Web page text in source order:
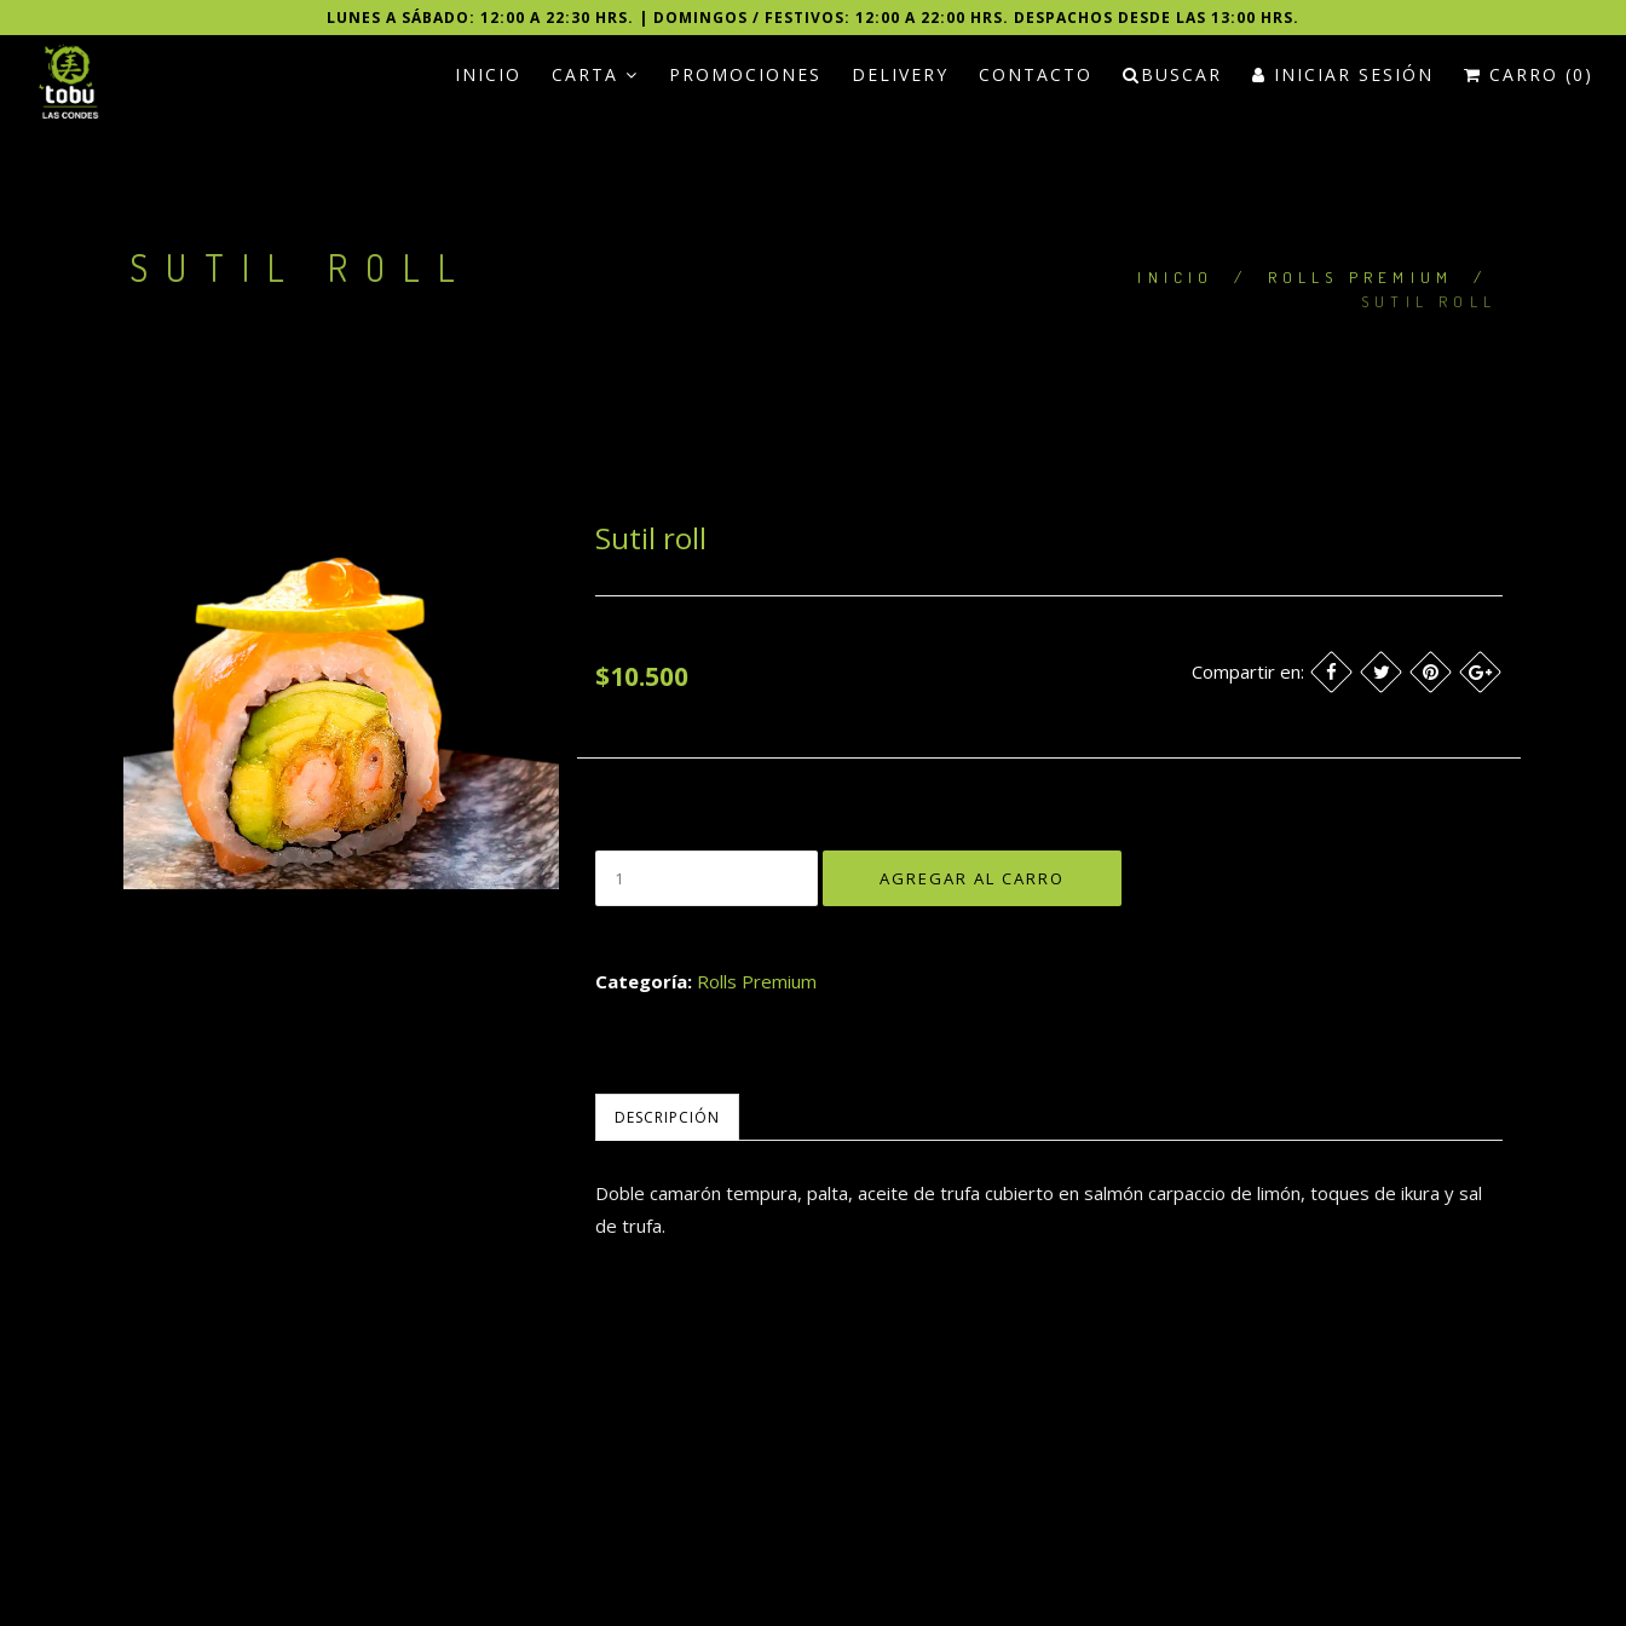
LUNES A SÁBADO: 12:00 A 22:30 HRS. | DOMINGOS / FESTIVOS: 12:00 A 22:00 HRS. DESPACHOS DESDE LAS 13:00 HRS.
INICIO CARTA PROMOCIONES DELIVERY CONTACTO BUSCAR INICIAR SESIÓN CARRO (0)
SUTIL ROLL INICIO / ROLLS PREMIUM
/
SUTIL ROLL
Sutil roll
$10.500 Compartir en:
Categoría: Rolls Premium
DESCRIPCIÓN
Doble camarón tempura, palta, aceite de trufa cubierto en salmón carpaccio de limón, toques de ikura y sal
de trufa.